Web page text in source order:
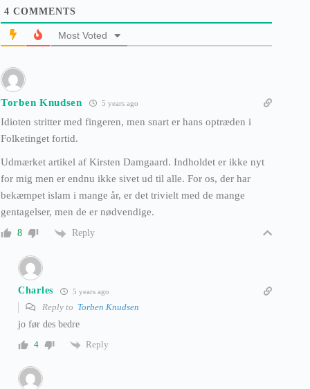
4 COMMENTS
Most Voted
Torben Knudsen 5 years ago
Idioten stritter med fingeren, men snart er hans optræden i
Folketinget fortid.
Udmærket artikel af Kirsten Damgaard. Indholdet er ikke nyt
for mig men er endnu ikke sivet ud til alle. For os, der har
bekæmpet islam i mange år, er det trivielt med de mange
gentagelser, men de er nødvendige.
8 Reply
Charles 5 years ago
Reply to Torben Knudsen
jo før des bedre
4
Reply